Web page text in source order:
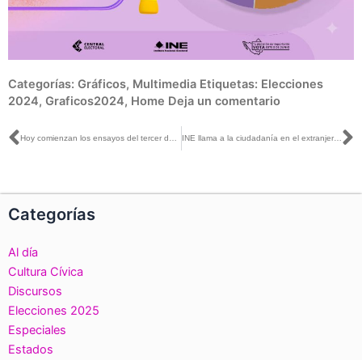
Categorías: Gráficos, Multimedia Etiquetas: Elecciones
2024, Graficos2024, Home Deja un comentario
Ant INE llama a la ciudadanía en el extranjero a participar en el Proceso Electoral y a ejercer su derecho al voto
Categorías
Al día
Cultura Cívica
Discursos
Elecciones 2025
Especiales
Estados